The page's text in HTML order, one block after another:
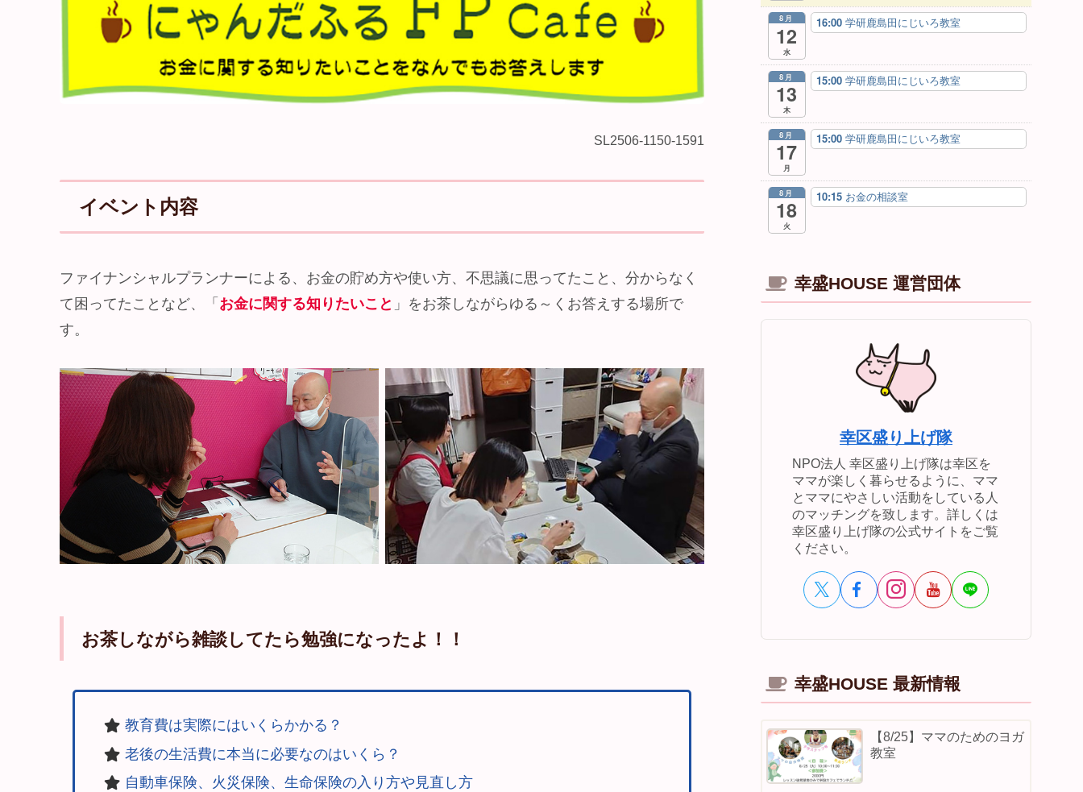
SL2506-1150-1591
イベント内容
ファイナンシャルプランナーによる、お金の貯め方や使い方、不思議に思ってたこと、分からなく
て困ってたことなど、「 お金に関する知りたいこと 」をお茶しながらゆる～くお答えする場所で
す。
お茶しながら雑談してたら勉強になったよ！！
教育費は実際にはいくらかかる？
老後の生活費に本当に必要なのはいくら？
自動車保険、火災保険、生命保険の入り方や見直し方
8月
12
水
16:00 学研鹿島田にじいろ教室
8月
13
木
15:00 学研鹿島田にじいろ教室
8月
17
月
15:00 学研鹿島田にじいろ教室
8月
18
火
10:15 お金の相談室
幸盛HOUSE 運営団体
幸区盛り上げ隊
NPO法人 幸区盛り上げ隊は幸区を
ママが楽しく暮らせるように、ママ
とママにやさしい活動をしている人
のマッチングを致します。詳しくは
幸区盛り上げ隊の公式サイトをご覧
ください。
幸盛HOUSE 最新情報
【8/25】ママのためのヨガ
教室